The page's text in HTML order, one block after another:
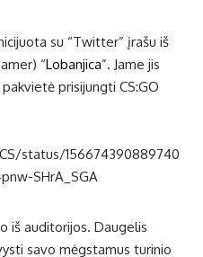
su “Twitter” įrašu iš
“Lobanjica”. Jame jis
prisijungti CS:GO
status/156674390889740
SHrA_SGA
iš auditorijos. Daugelis
savo mėgstamus turinio